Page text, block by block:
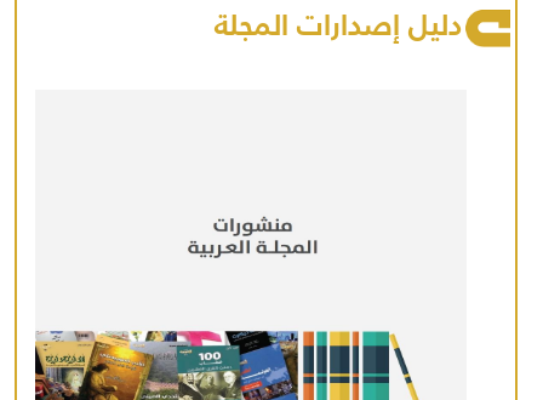
دليل إصدارات المجلة